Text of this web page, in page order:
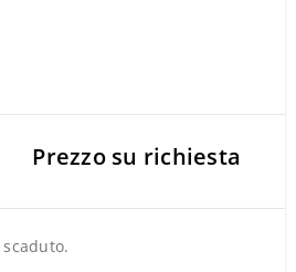
Prezzo su richiesta